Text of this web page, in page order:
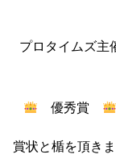
プロタイムズ主
優秀賞
賞状と楯を頂き